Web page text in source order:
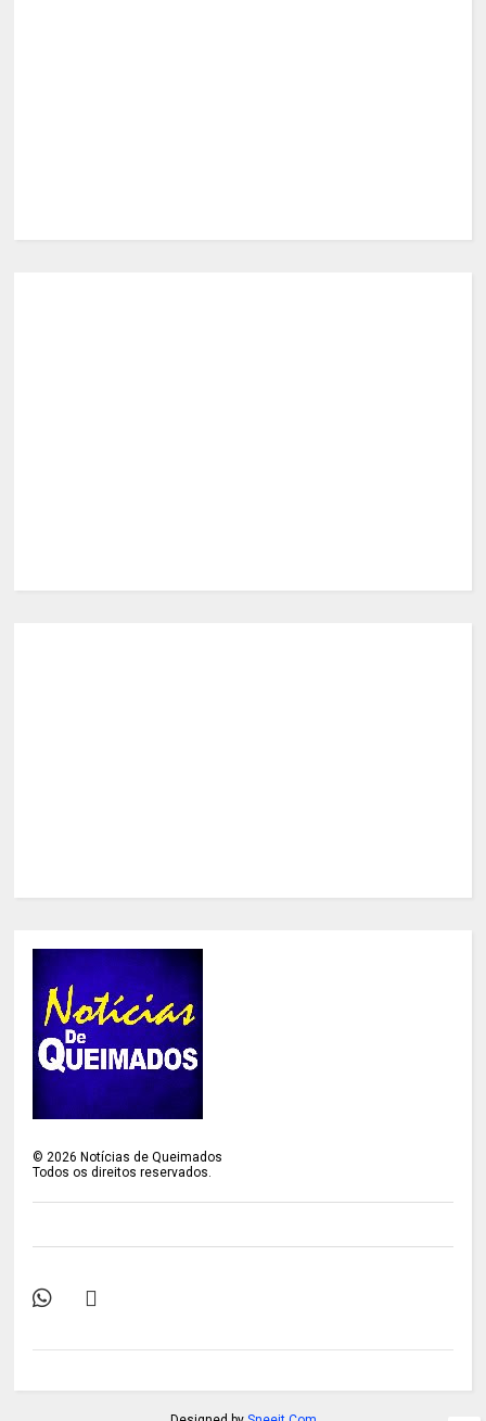
© 2026 Notícias de Queimados
Todos os direitos reservados.